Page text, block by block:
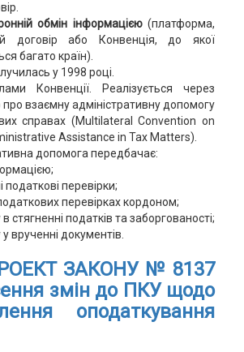
обмін інформацією(платформа,
договір або Конвенція, до якої
багато країн).
у 1998 році.
Конвенції. Реалізується через
взаємну адміністративну допомогу
справах (Multilateral Convention on
Assistance in Tax Matters).
допомога передбачає:
податкові перевірки;
перевірках кордоном;
стягненні податків та заборгованості;
врученні документів.
ЗАКОНУ № 8137
змін до ПКУ щодо
оподаткування